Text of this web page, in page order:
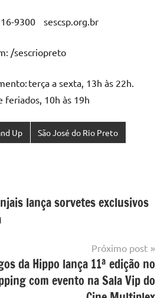
9300 sescsp.org.br
/sescriopreto
terça a sexta, 13h às 22h.
feriados, 10h às 19h
Up São José do Rio Preto
lança sorvetes exclusivos
Próximo post
da Hippo lança 11ª edição no
com evento na Sala Vip do